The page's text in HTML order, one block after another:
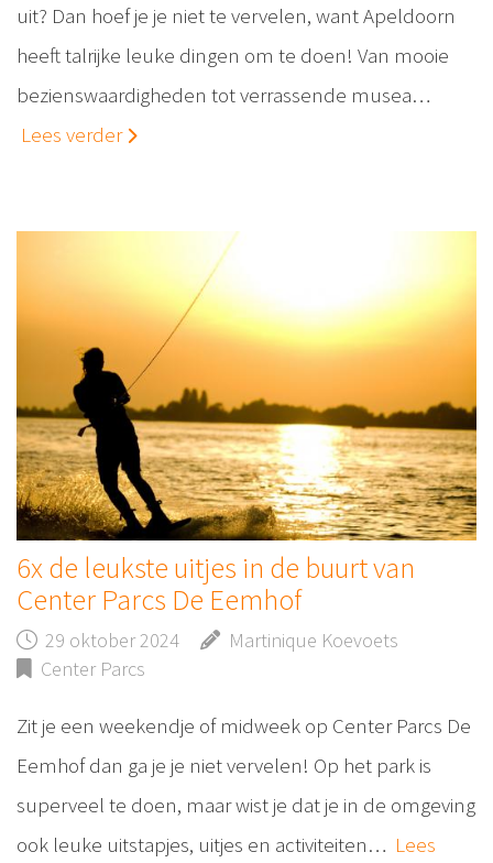
uit? Dan hoef je je niet te vervelen, want Apeldoorn
heeft talrijke leuke dingen om te doen! Van mooie
bezienswaardigheden tot verrassende musea…
Lees verder
6x de leukste uitjes in de buurt van
Center Parcs De Eemhof
29 oktober 2024
Martinique Koevoets
Center Parcs
Zit je een weekendje of midweek op Center Parcs De
Eemhof dan ga je je niet vervelen! Op het park is
superveel te doen, maar wist je dat je in de omgeving
ook leuke uitstapjes, uitjes en activiteiten… Lees